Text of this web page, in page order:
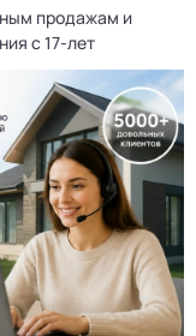
продажам и
с 17-лет